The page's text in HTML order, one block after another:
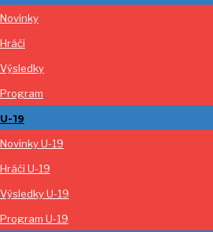
Novinky
Hráči
Výsledky
Program
U-19
Novinky U-19
Hráči U-19
Výsledky U-19
Program U-19